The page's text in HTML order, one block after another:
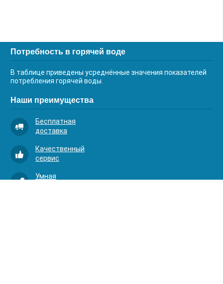
Потребность в горячей воде
В таблице приведены усреднённые значения показателей
потребления горячей воды.
Наши преимущества
Бесплатная
доставка
Качественный
сервис
Умная